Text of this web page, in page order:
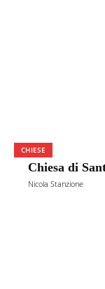
CHIESE
Chiesa di
Nicola Stanzione